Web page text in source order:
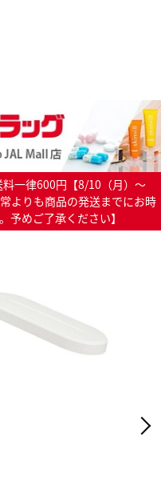
一律600円【8/10（月）～
よりも商品の発送までにお時
予めご了承ください】